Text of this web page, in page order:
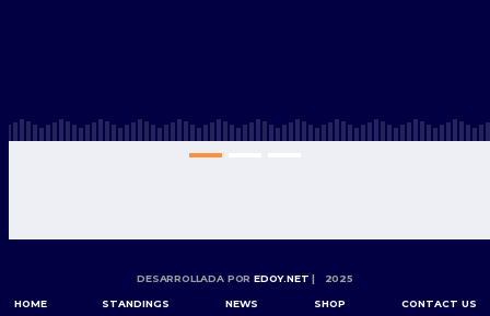
DESARROLLADA POR EDOY.NET | 2025
HOME STANDINGS NEWS SHOP CONTACT US